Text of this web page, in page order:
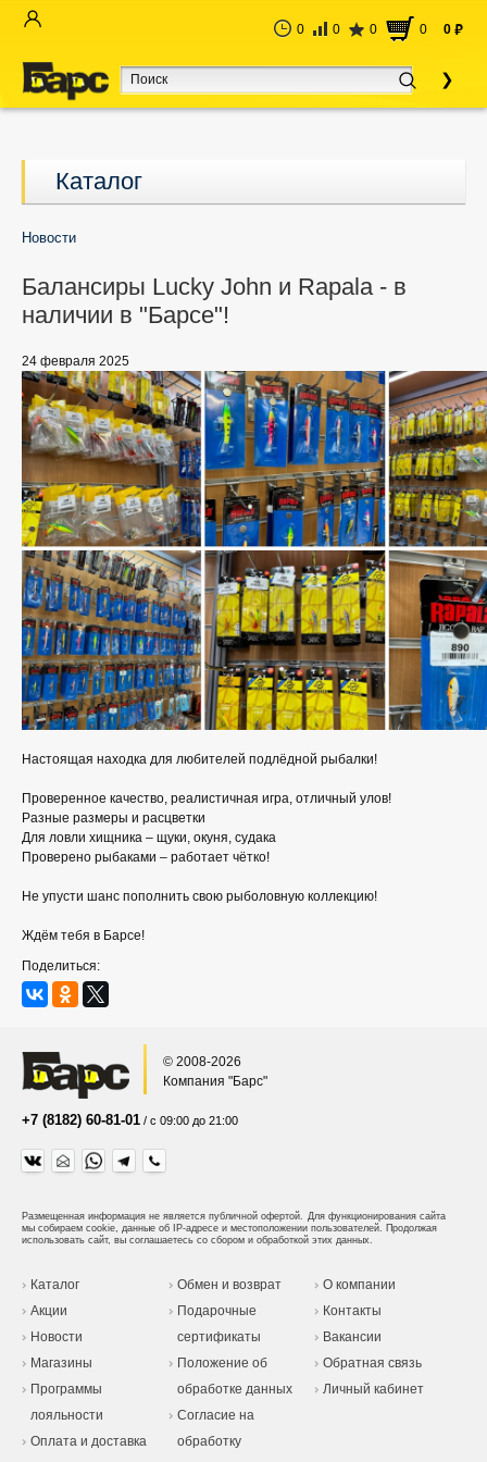
0 0 0 0 0 руб
Каталог
Новости
Балансиры Lucky John и Rapala - в
наличии в "Барсе"!
24 февраля 2025
Настоящая находка для любителей подлёдной рыбалки!
Проверенное качество, реалистичная игра, отличный улов!
Разные размеры и расцветки
Для ловли хищника – щуки, окуня, судака
Проверено рыбаками – работает чётко!
Не упусти шанс пополнить свою рыболовную коллекцию!
Ждём тебя в Барсе!
Поделиться:
© 2008-2026
Компания "Барс"
+7 (8182) 60-81-01 / с 09:00 до 21:00
Размещенная информация не является публичной офертой. Для функционирования сайта
мы собираем cookie, данные об IP-адресе и местоположении пользователей. Продолжая
использовать сайт, вы соглашаетесь со сбором и обработкой этих данных.
Каталог
Акции
Новости
Магазины
Программы
лояльности
Оплата и доставка
Обмен и возврат
Подарочные
сертификаты
Положение об
обработке данных
Согласие на
обработку
О компании
Контакты
Вакансии
Обратная связь
Личный кабинет